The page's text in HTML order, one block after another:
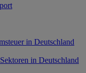
in Deutschland
in Deutschland